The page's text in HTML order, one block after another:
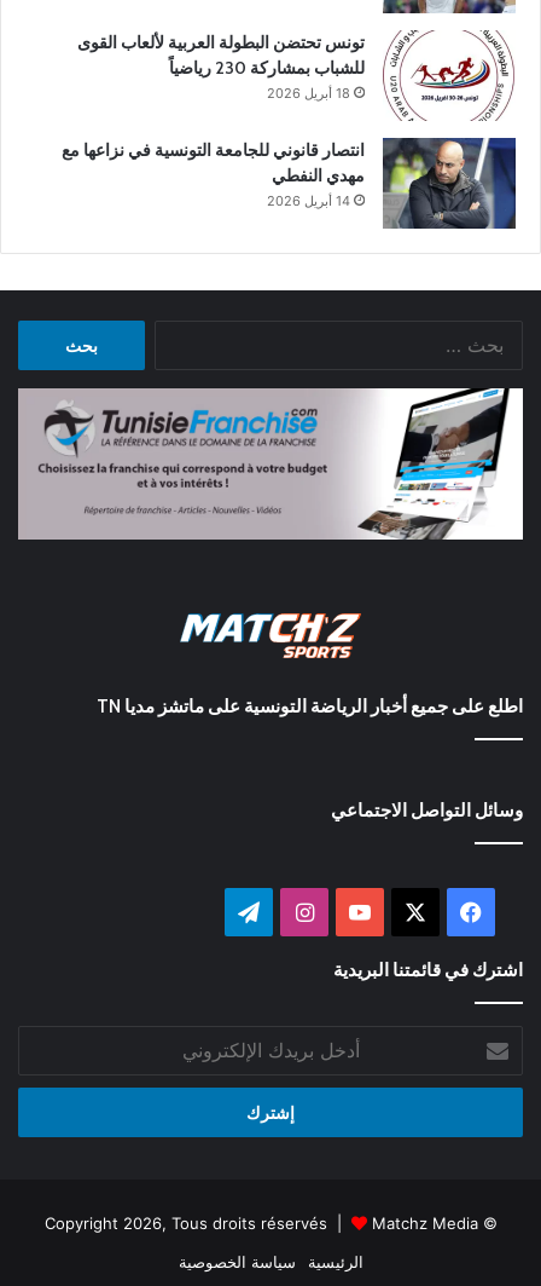
تونس تحتضن البطولة العربية لألعاب القوى
للشباب بمشاركة 230 رياضياً
18 أبريل 2026
انتصار قانوني للجامعة التونسية في نزاعها مع
مهدي النفطي
14 أبريل 2026
اطلع على جميع أخبار الرياضة التونسية على ماتشز مديا TN
وسائل التواصل الاجتماعي
فيسبوك ‫YouTubeانستقرام
اشترك في قائمتنا البريدية
بريدك
الإلكتروني
© Copyright 2026, Tous droits réservés |
Matchz Media
الرئيسية
سياسة الخصوصية